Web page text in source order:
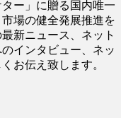
ー」に贈る国内唯一
場の健全発展推進を
新ニュース、ネット
インタビュー、ネッ
お伝え致します。